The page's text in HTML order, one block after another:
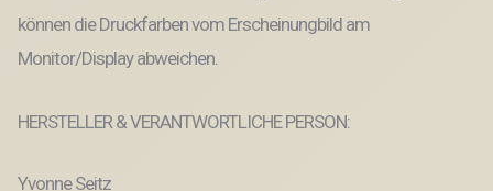
können die Druckfarben vom Erscheinungbild am
Monitor/Display abweichen.
HERSTELLER & VERANTWORTLICHE PERSON:
Yvonne Seitz